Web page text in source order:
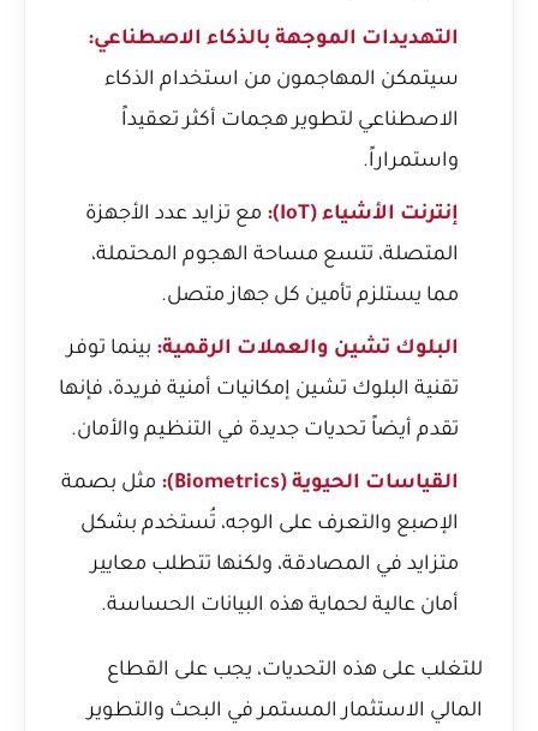
التهديدات الموجهة بالذكاء الاصطناعي:
سيتمكن المهاجمون من استخدام الذكاء
الاصطناعي لتطوير هجمات أكثر تعقيداً
واستمراراً.
إنترنت الأشياء (IoT):
مع تزايد عدد الأجهزة
المتصلة، تتسع مساحة الهجوم المحتملة،
مما يستلزم تأمين كل جهاز متصل.
البلوك تشين والعملات الرقمية: بينما توفر
تقنية البلوك تشين إمكانيات أمنية فريدة، فإنها
تقدم أيضاً تحديات جديدة في التنظيم والأمان.
القياسات الحيوية (Biometrics):
مثل بصمة
الإصبع والتعرف على الوجه، تُستخدم بشكل
متزايد في المصادقة، ولكنها تتطلب معايير
أمان عالية لحماية هذه البيانات الحساسة.
للتغلب على هذه التحديات، يجب على القطاع
المالي الاستثمار المستمر في البحث والتطوير